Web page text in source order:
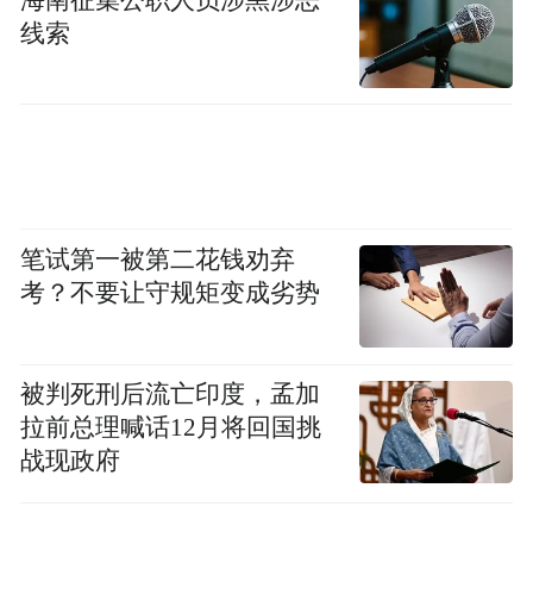
精索静脉曲张、前列腺微创热蒸汽治疗、前
列腺穿刺；前列腺疾病——前列腺炎、增
导；男性内分泌——激素失衡、糖尿病相关
男科问题。
地址：齐鲁医院德州医院中心院区门诊楼一
楼A5泌尿肾病诊区5号诊室男科门诊（德州
线索
笔试第一被第二花钱劝弃
考？不要让守规矩变成劣势
被判死刑后流亡印度，孟加
拉前总理喊话12月将回国挑
战现政府